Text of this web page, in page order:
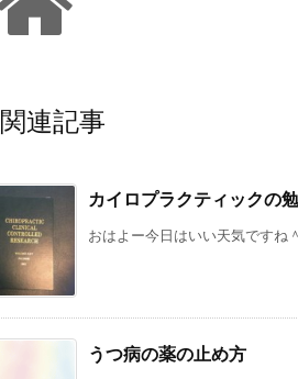
関連記事
カイロプラクティックの
おはよー今日はいい天気ですね
うつ病の薬の止め方